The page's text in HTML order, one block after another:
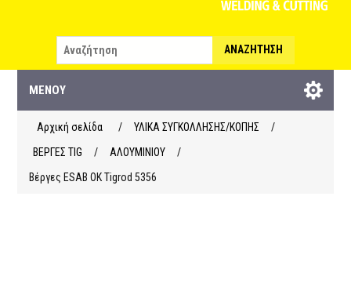
ΑΝΑΖΉΤΗΣΗ
ΜΕΝΟΎ
Αρχική σελίδα / ΥΛΙΚΑ ΣΥΓΚΟΛΛΗΣΗΣ/ΚΟΠΗΣ
/
ΒΕΡΓΕΣ ΤΙG
/ ΑΛΟΥΜΙΝΙΟΥ
/
Βέργες ESAB OK Tigrod 5356